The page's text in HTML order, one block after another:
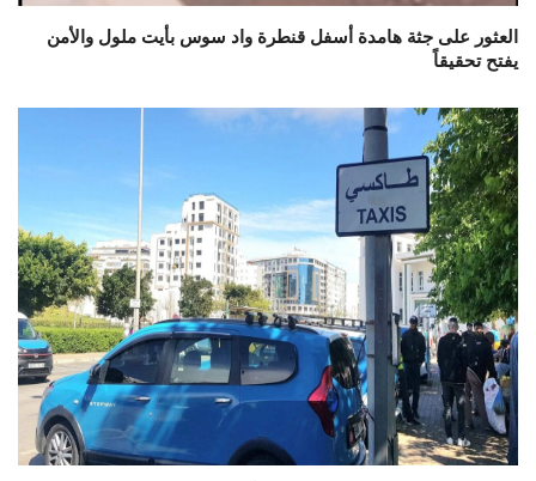
العثور على جثة هامدة أسفل قنطرة واد سوس بأيت ملول والأمن
يفتح تحقيقاً